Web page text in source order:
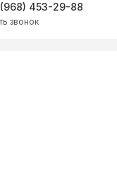
453-29-88
звонок